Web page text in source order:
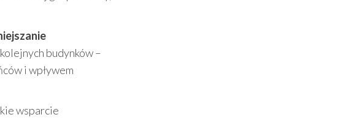
budynków –
i wpływem
wsparcie